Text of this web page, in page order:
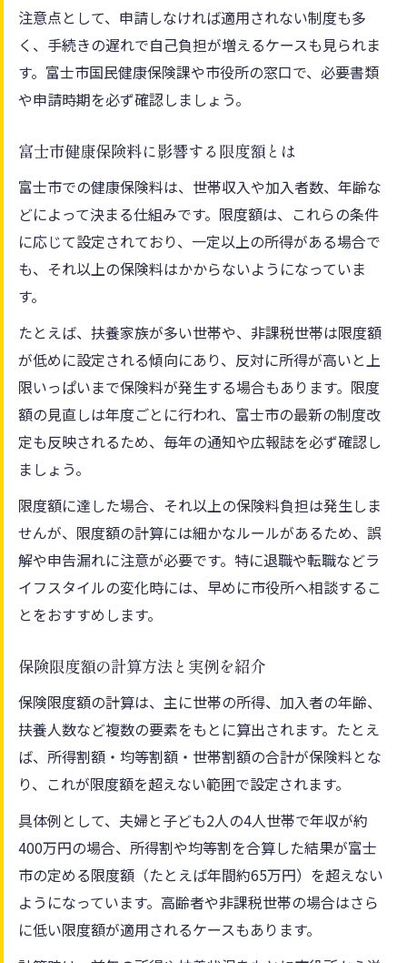
注意点として、申請しなければ適用されない制度も多
く、手続きの遅れで自己負担が増えるケースも見られま
す。富士市国民健康保険課や市役所の窓口で、必要書類
や申請時期を必ず確認しましょう。
富士市健康保険料に影響する限度額とは
富士市での健康保険料は、世帯収入や加入者数、年齢な
どによって決まる仕組みです。限度額は、これらの条件
に応じて設定されており、一定以上の所得がある場合で
も、それ以上の保険料はかからないようになっていま
す。
たとえば、扶養家族が多い世帯や、非課税世帯は限度額
が低めに設定される傾向にあり、反対に所得が高いと上
限いっぱいまで保険料が発生する場合もあります。限度
額の見直しは年度ごとに行われ、富士市の最新の制度改
定も反映されるため、毎年の通知や広報誌を必ず確認し
ましょう。
限度額に達した場合、それ以上の保険料負担は発生しま
せんが、限度額の計算には細かなルールがあるため、誤
解や申告漏れに注意が必要です。特に退職や転職などラ
イフスタイルの変化時には、早めに市役所へ相談するこ
とをおすすめします。
保険限度額の計算方法と実例を紹介
保険限度額の計算は、主に世帯の所得、加入者の年齢、
扶養人数など複数の要素をもとに算出されます。たとえ
ば、所得割額・均等割額・世帯割額の合計が保険料とな
り、これが限度額を超えない範囲で設定されます。
具体例として、夫婦と子ども2人の4人世帯で年収が約
400万円の場合、所得割や均等割を合算した結果が富士
市の定める限度額（たとえば年間約65万円）を超えない
ようになっています。高齢者や非課税世帯の場合はさら
に低い限度額が適用されるケースもあります。